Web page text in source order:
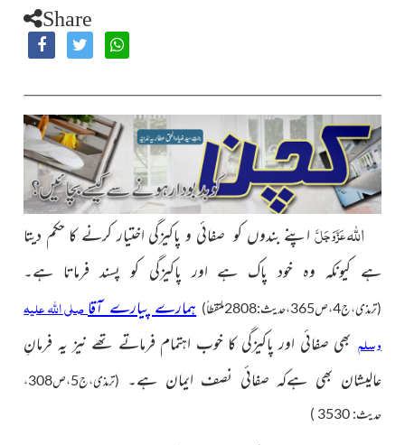
Share
اللہعَزَّوَجَلَّ اپنے بندوں کو صفائی و پاکیزگی اختیار کرنے کا حکم دیتا
ہے کیونکہ وہ خود پاک ہے اور پاکیزگی کو پسند فرماتا ہے۔
(ترمذی،ج4،ص365،حدیث:2808ملتقطاً) ہمارے پیارے آقاصلی اللہ علیہ
وسلم بھی صفائی اور پاکیزگی کا خوب اہتمام فرماتے تھے نیز یہ فرمانِ
عالیشان بھی ہےکہ صفائی نصف ایمان ہے۔
(ترمذی،ج5،ص308،
حدیث: 3530 )